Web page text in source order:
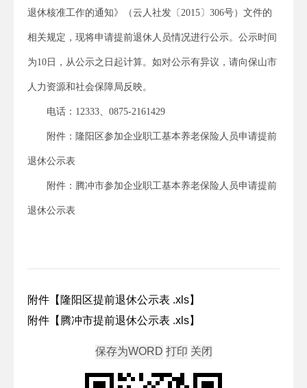
退休核准工作的通知》（云人社发〔2015〕306号）文件的
相关规定，现将申请提前退休人员情况进行公示。公示时间
为10日，从公示之日起计算。如对公示有异议，请向保山市
人力资源和社会保障局反映。
电话：12333、0875-2161429
附件：隆阳区参加企业职工基本养老保险人员申请提前
退休公示表
附件：腾冲市参加企业职工基本养老保险人员申请提前
退休公示表
附件【 隆阳区提前退休公示表 .xls】
附件【 腾冲市提前退休公示表 .xls】